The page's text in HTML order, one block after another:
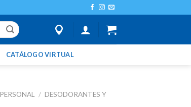
CATÁLOGO VIRTUAL
/ DESODORANTES Y